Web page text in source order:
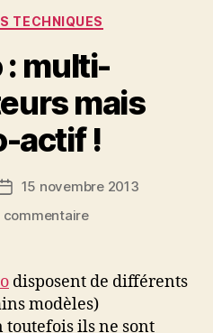
Catégories
TECHNIQUES
: multi-
mais
actif !
Date15 novembre 2013
commentairesur
multi-
connecteurs
mais
disposent de différents
modèles)
ils ne sont